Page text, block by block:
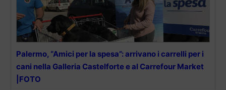
Palermo, “Amici per la spesa”: arrivano i carrelli per i
cani nella Galleria Castelforte e al Carrefour Market
|FOTO